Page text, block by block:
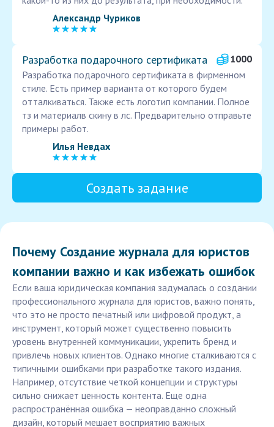
Александр Чуриков
Разработка подарочного сертификата
1000
Разработка подарочного сертификата в фирменном
стиле. Есть пример варианта от которого будем
отталкиваться. Также есть логотип компании. Полное
тз и материалв скину в лс. Предварительно отправьте
примеры работ.
Илья Невдах
Создать задание
Почему Создание журнала для юристов
компании важно и как избежать ошибок
Если ваша юридическая компания задумалась о создании
профессионального журнала для юристов, важно понять,
что это не просто печатный или цифровой продукт, а
инструмент, который может существенно повысить
уровень внутренней коммуникации, укрепить бренд и
привлечь новых клиентов. Однако многие сталкиваются с
типичными ошибками при разработке такого издания.
Например, отсутствие четкой концепции и структуры
сильно снижает ценность контента. Еще одна
распространённая ошибка — неоправданно сложный
дизайн, который мешает восприятию важных